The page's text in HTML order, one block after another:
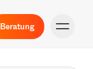
Beratung